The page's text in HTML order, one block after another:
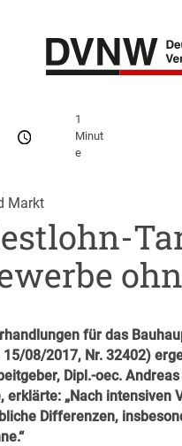
1
Minut
e
Markt
für das
08/2017, Nr. 32402)
Dipl.-oec.
erklärte: „Nach
Differenzen,